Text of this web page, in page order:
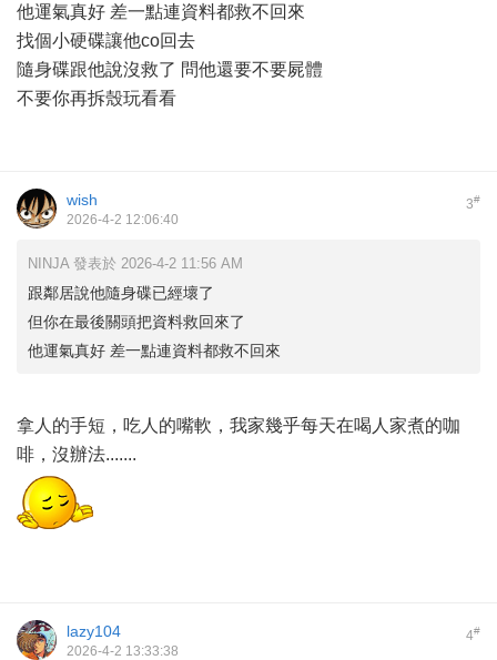
他運氣真好 差一點連資料都救不回來
找個小硬碟讓他co回去
隨身碟跟他說沒救了 問他還要不要屍體
不要你再拆殼玩看看
3#
wish
2026-4-2 12:06:40
NINJA 發表於 2026-4-2 11:56 AM
跟鄰居說他隨身碟已經壞了
但你在最後關頭把資料救回來了
他運氣真好 差一點連資料都救不回來
拿人的手短，吃人的嘴軟，我家幾乎每天在喝人家煮的咖
啡，沒辦法.......
4#
lazy104
2026-4-2 13:33:38